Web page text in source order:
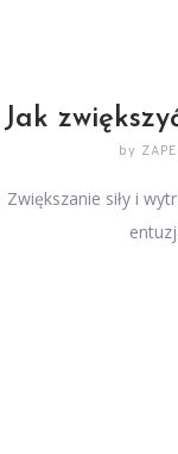
Jak
by
Zwiększanie siły i